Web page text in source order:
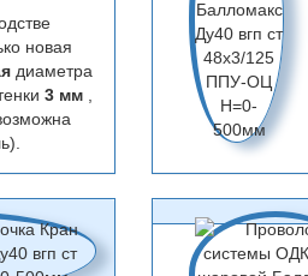
новая
диаметра
3 мм,